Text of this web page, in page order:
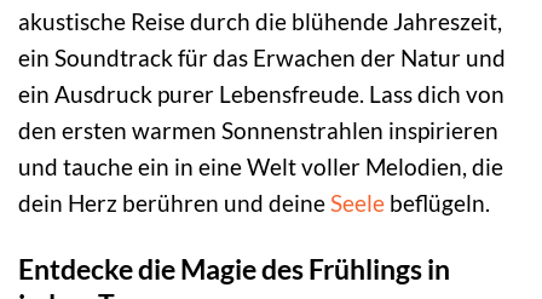
akustische Reise durch die blühende Jahreszeit,
ein Soundtrack für das Erwachen der Natur und
ein Ausdruck purer Lebensfreude. Lass dich von
den ersten warmen Sonnenstrahlen inspirieren
und tauche ein in eine Welt voller Melodien, die
dein Herz berühren und deine Seele beflügeln.
Entdecke die Magie des Frühlings in